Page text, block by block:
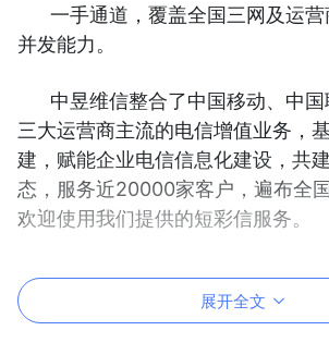
一手通道，覆盖全国三网及运
并发能力。
中昱维信整合了中国移动、中
三大运营商主流的电信增值业务，
建，赋能企业电信信息化建设，共
态，服务近20000家客户，遍布全
欢迎使用我们提供的短彩信服务。
展开全文